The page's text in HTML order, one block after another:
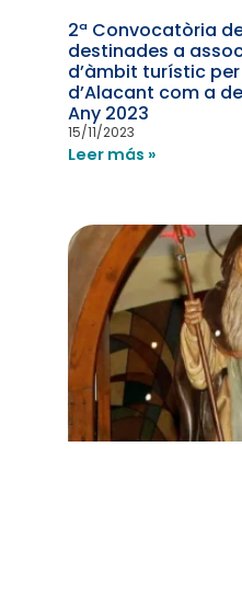
2ª Convocatòria
destinades a
d’àmbit turístic
d’Alacant com a
Any 2023
15/11/2023
Leer más »